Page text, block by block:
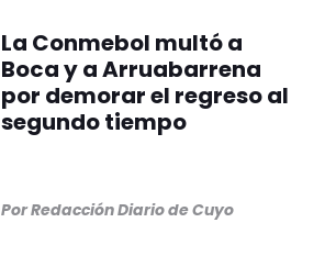
La Conmebol multó a
Boca y a Arruabarrena
por demorar el regreso al
segundo tiempo
PorRedacción Diario de Cuyo